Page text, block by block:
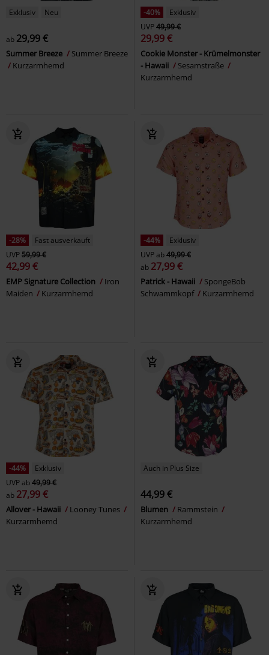
Exklusiv Neu
ab 29,99 €
Summer Breeze
Summer Breeze
Kurzarmhemd
-40%
Exklusiv
UVP49,99 €
29,99 €
Cookie Monster - Krümelmonster
- Hawaii
Sesamstraße
Kurzarmhemd
-28%
Fast ausverkauft
UVP59,99 €
42,99 €
EMP Signature Collection
Iron
Maiden
Kurzarmhemd
-44%
Exklusiv
UVPab49,99 €
ab 27,99 €
Patrick - Hawaii
SpongeBob
Schwammkopf
Kurzarmhemd
-44%
Exklusiv
UVPab49,99 €
ab 27,99 €
Allover - Hawaii
Looney Tunes
Kurzarmhemd
Auch in Plus Size
44,99 €
Blumen
Rammstein
Kurzarmhemd